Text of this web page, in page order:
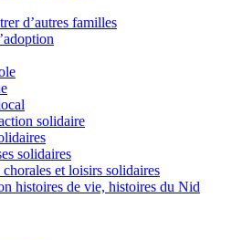
d’autres familles
solidaire
solidaires
chorales et loisirs solidaires
histoires de vie, histoires du Nid